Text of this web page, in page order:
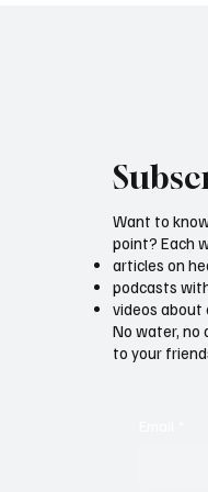
Want to
point? Each
articles on
podcasts
videos about
No water,
to your